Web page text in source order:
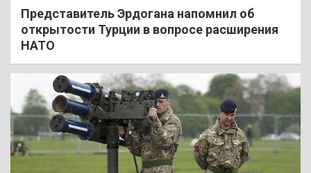
Представитель Эрдогана напомнил об
открытости Турции в вопросе расширения
НАТО